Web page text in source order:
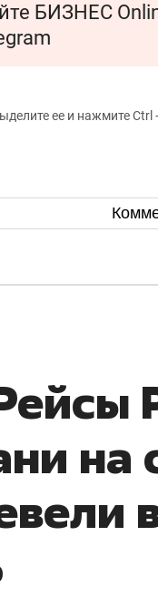
БИЗНЕС
ее и нажмите Ctrl
на